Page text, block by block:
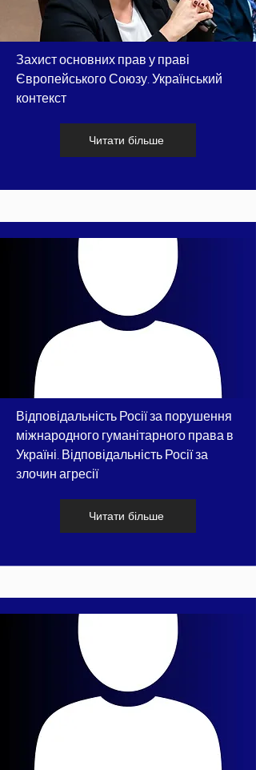
Захист основних прав у праві
Європейського Союзу. Український
контекст
Читати більше
Відповідальність Росії за порушення
міжнародного гуманітарного права в
Україні. Відповідальність Росії за
злочин агресії
Читати більше